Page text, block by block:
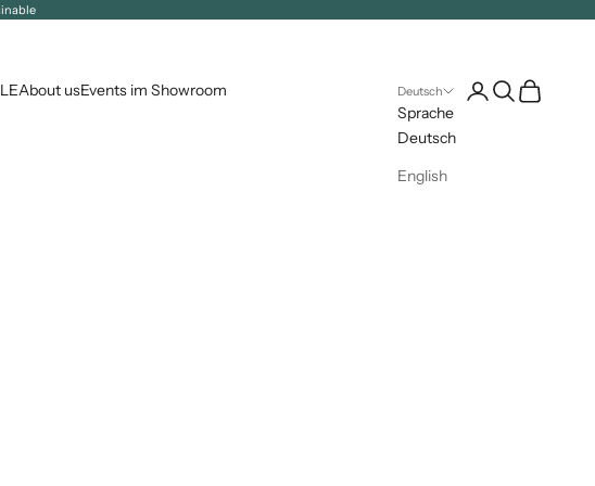
About usEvents im Showroom Deutsch
Sprache
Deutsch
English
Suche öffnen